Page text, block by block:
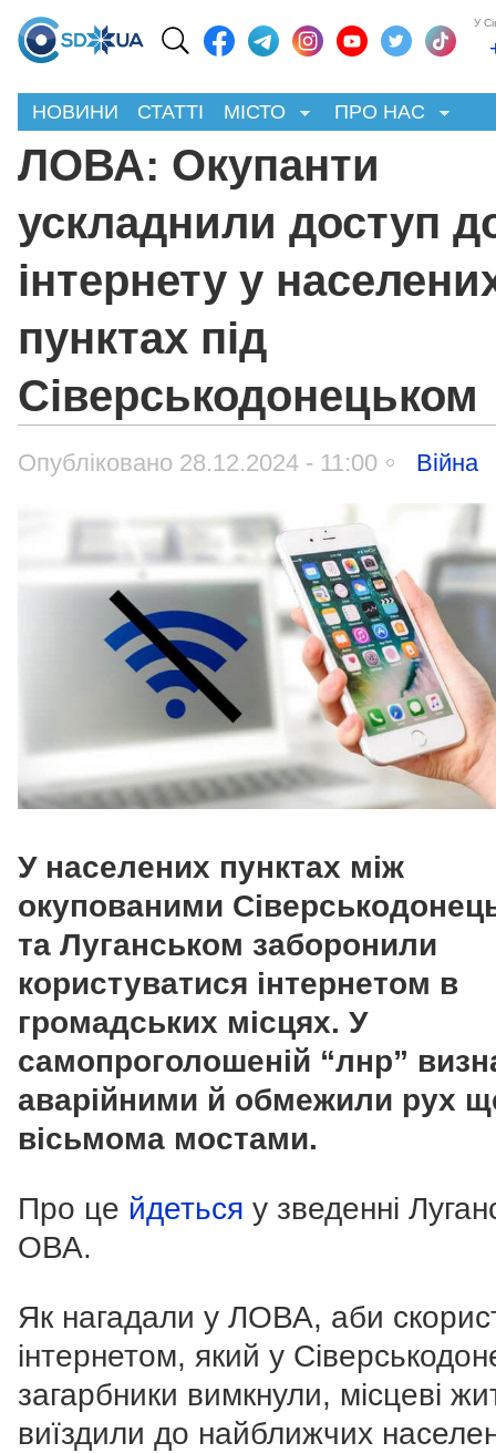
У
НОВИНИ СТАТТІ МІСТО ПРО НАС
ЛОВА: Окупанти
ускладнили доступ
інтернету у
пунктах під
Сіверськодонецьком
Опубліковано 28.12.2024 - 11:00 Війна
У населених пунктах між
окупованими
та Луганськом заборонили
користуватися інтернетом в
громадських місцях. У
самопроголошеній “лнр”
аварійними й обмежили рух
вісьмома мостами.
Про це йдеться у зведенні
ОВА.
Як нагадали у ЛОВА, аби
інтернетом, який у
загарбники вимкнули, місцеві
виїздили до найближчих